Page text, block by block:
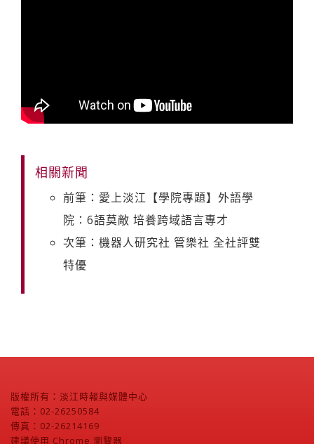
相關新聞
前筆：愛上淡江【學院專題】外語學
院：6語莫敵 培養跨域語言專才
次筆：機器人研究社 管樂社 全社評雙
特優
版權所有：淡江時報與媒體中心
電話：02-26250584
傳真：02-26214169
建議使用 Chrome 瀏覽器